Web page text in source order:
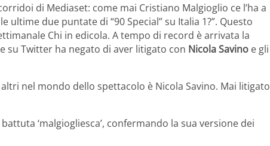
di Mediaset: come mai Cristiano Malgioglio ce l’ha a
due puntate di “90 Special” su Italia 1?”. Questo
Chi in edicola. A tempo di record è arrivata la
su Twitter ha negato di aver litigato con Nicola Savino e gli
nel mondo dello spettacolo è Nicola Savino. Mai litigato
‘malgiogliesca’, confermando la sua versione dei